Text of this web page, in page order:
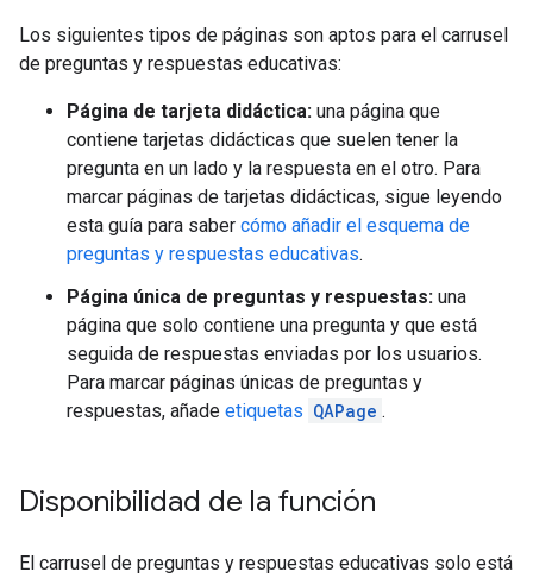
Los siguientes tipos de páginas son aptos para el carrusel
de preguntas y respuestas educativas:
Página de tarjeta didáctica: una página que
contiene tarjetas didácticas que suelen tener la
pregunta en un lado y la respuesta en el otro. Para
marcar páginas de tarjetas didácticas, sigue leyendo
esta guía para saber cómo añadir el esquema de
preguntas y respuestas educativas.
Página única de preguntas y respuestas: una
página que solo contiene una pregunta y que está
seguida de respuestas enviadas por los usuarios.
Para marcar páginas únicas de preguntas y
respuestas, añade etiquetas QAPage .
Disponibilidad de la función
El carrusel de preguntas y respuestas educativas solo está